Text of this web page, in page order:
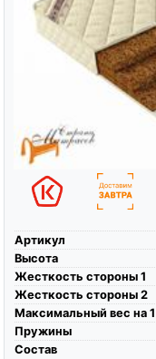
Артикул
Высота
Жесткость стороны 1
Жесткость стороны 2
Максимальный вес на
Пружины
Состав